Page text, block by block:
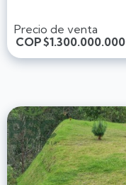
Precio de venta
COP$1.300.000.000